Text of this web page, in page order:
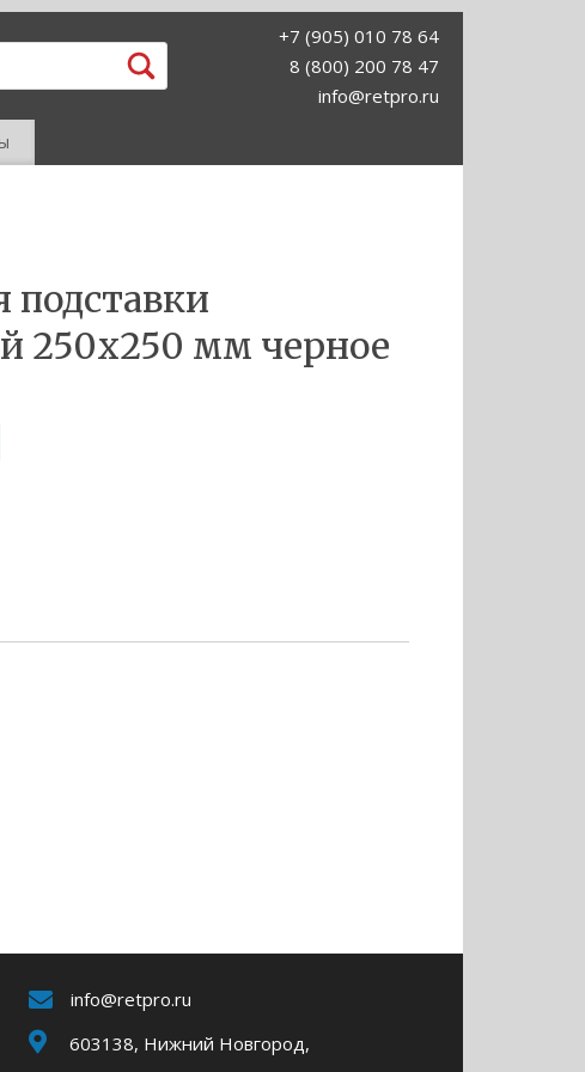
+7 (905) 010 78 64
8 (800) 200 78 47
info@retpro.ru
подставки
250х250 мм черное
info@retpro.ru
603138, Нижний Новгород,